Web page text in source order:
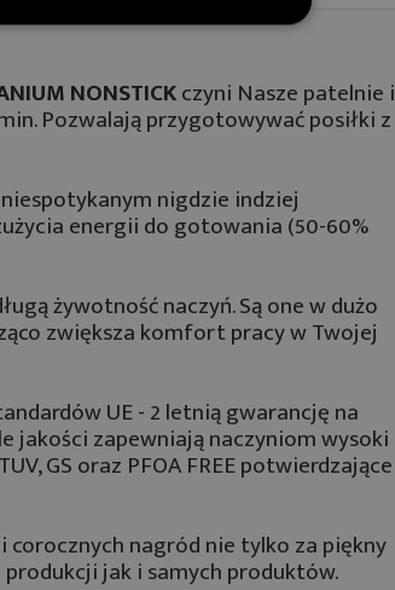
NONSTICKczyni Nasze patelnie i
Pozwalają przygotowywać posiłki z
nigdzie indziej
energii do gotowania (50-60%
żywotność naczyń. Są one w dużo
zwiększa komfort pracy w Twojej
UE - 2 letnią gwarancję na
jakości zapewniają naczyniom wysoki
GS oraz PFOA FREE potwierdzające
corocznych nagród nie tylko za piękny
jak i samych produktów.